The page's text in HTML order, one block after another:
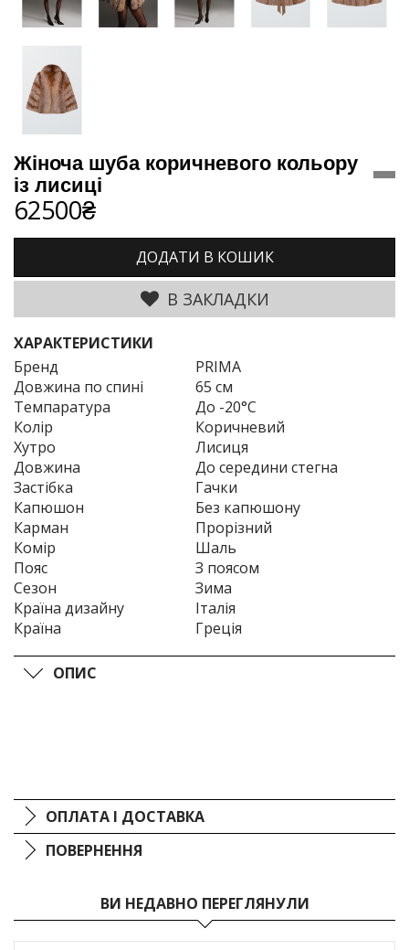
Жіноча шуба коричневого кольору
із лисиці
62500₴
ДОДАТИ В КОШИК
В ЗАКЛАДКИ
ХАРАКТЕРИСТИКИ
Бренд
PRIMA
Довжина по спині
65 см
Темпаратура
До -20°C
Колір
Коричневий
Хутро
Лисиця
Довжина
До середини стегна
Застібка
Гачки
Капюшон
Без капюшону
Карман
Прорізний
Комір
Шаль
Пояс
З поясом
Сезон
Зима
Країна дизайну
Італія
Країна
Греція
ОПИС
ОПЛАТА І ДОСТАВКА
ПОВЕРНЕННЯ
ВИ НЕДАВНО ПЕРЕГЛЯНУЛИ